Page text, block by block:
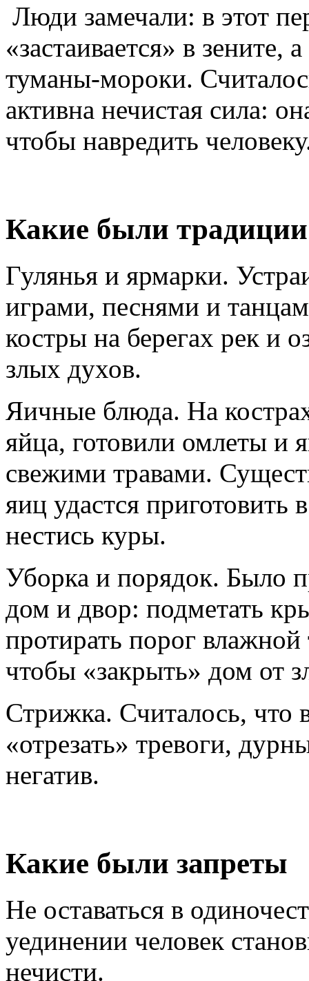
Люди замечали: в этот
«застаивается» в зените,
туманы-мороки.
активна нечистая сила:
чтобы навредить
Какие были традиции
Гулянья и ярмарки.
играми, песнями и
костры на берегах рек и
злых духов.
Яичные блюда. На
яйца, готовили омлеты и
свежими травами.
яиц удастся приготовить
нестись куры.
Уборка и порядок. Было
дом и двор: подметать
протирать порог
чтобы «закрыть» дом от
Стрижка. Считалось, что
«отрезать» тревоги,
негатив.
Какие были запреты
Не оставаться в
уединении человек
нечисти.